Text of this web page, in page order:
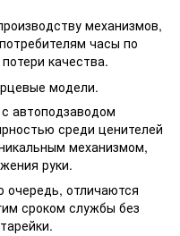
механизмов,
часы по
качества.
модели.
автоподзаводом
среди ценителей
механизмом,
руки.
отличаются
сроком службы без